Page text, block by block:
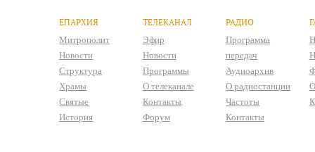
ЕПАРХИЯ
Митрополит
Новости
Структура
Храмы
Святые
История
ТЕЛЕКАНАЛ
Эфир
Новости
Программы
О телеканале
Контакты
Форум
РАДИО
Программа
передач
Аудиоархив
О радиостанции
Частоты
Контакты